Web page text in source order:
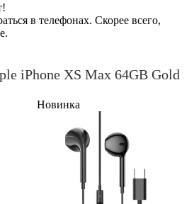
в телефонах. Скорее всего,
iPhone XS Max 64GB Gold
Новинка